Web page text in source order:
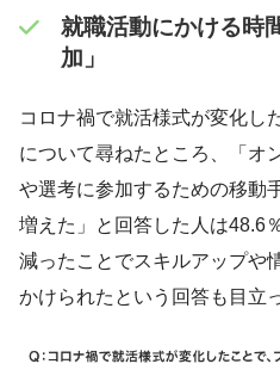
就職活動にかける時
加」
コロナ禍で就活様式が変化し
について尋ねたところ、「オ
や選考に参加するための移動
増えた」と回答した人は48.6
減ったことでスキルアップや
かけられたという回答も目立